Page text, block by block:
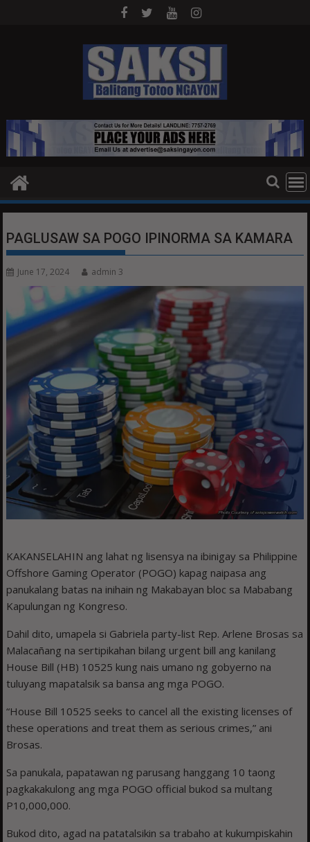
PAGLUSAW SA POGO IPINORMA SA KAMARA
June 17, 2024 admin 3
KAKANSELAHIN ang lahat ng lisensya na ibinigay sa Philippine
Offshore Gaming Operator (POGO) kapag naipasa ang
panukalang batas na inihain ng Makabayan bloc sa Mababang
Kapulungan ng Kongreso.
Dahil dito, umapela si Gabriela party-list Rep. Arlene Brosas sa
Malacañang na sertipikahan bilang urgent bill ang kanilang
House Bill (HB) 10525 kung nais umano ng gobyerno na
tuluyang mapatalsik sa bansa ang mga POGO.
“House Bill 10525 seeks to cancel all the existing licenses of
these operations and treat them as serious crimes,” ani
Brosas.
Sa panukala, papatawan ng parusang hanggang 10 taong
pagkakakulong ang mga POGO official bukod sa multang
P10,000,000.
Bukod dito, agad na patatalsikin sa trabaho at kukumpiskahin